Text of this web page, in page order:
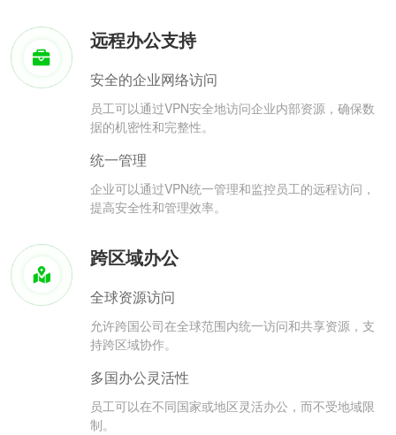
远程办公支持
安全的企业网络访问
员工可以通过VPN安全地访问企业内部资源，确保数
据的机密性和完整性。
统一管理
企业可以通过VPN统一管理和监控员工的远程访问，
提高安全性和管理效率。
跨区域办公
全球资源访问
允许跨国公司在全球范围内统一访问和共享资源，支
持跨区域协作。
多国办公灵活性
员工可以在不同国家或地区灵活办公，而不受地域限
制。